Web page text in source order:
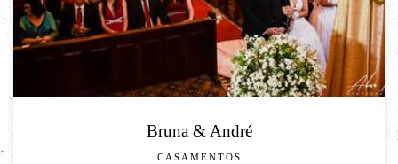
Bruna & André
CASAMENTOS